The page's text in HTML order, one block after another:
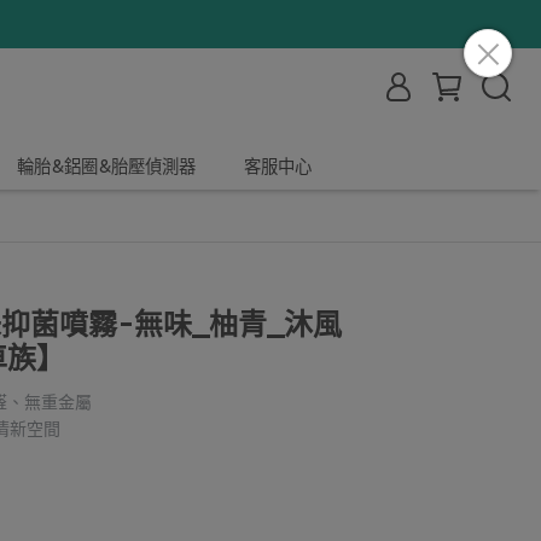
輪胎&鋁圈&胎壓偵測器 客服中心
菌噴霧-無味_柚青_沐風
】
、無重金屬
新空間